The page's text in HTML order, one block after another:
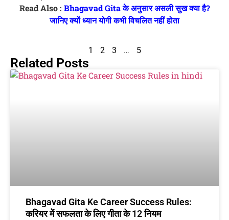
Read Also : Bhagavad Gita के अनुसार असली सुख क्या है?
जानिए क्यों ध्यान योगी कभी विचलित नहीं होता
1 2 3 … 5
Related Posts
Bhagavad Gita Ke Career Success Rules:
करियर में सफलता के लिए गीता के 12 नियम